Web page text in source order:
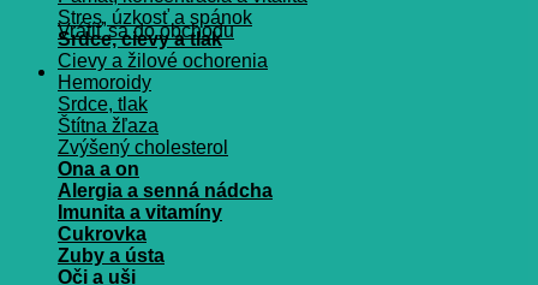
Vrátiť sa do obchodu
Stres, úzkosť a spánok
Srdce, cievy a tlak
Cievy a žilové ochorenia
Hemoroidy
Srdce, tlak
Štítna žľaza
Zvýšený cholesterol
Ona a on
Alergia a senná nádcha
Imunita a vitamíny
Cukrovka
Zuby a ústa
Oči a uši